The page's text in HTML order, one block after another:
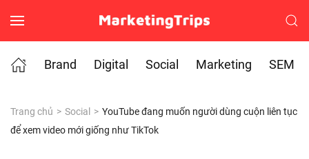
Skip to main content
Brand
Digital Social Marketing SEM
Trang chủ Social
YouTube đang muốn người dùng cuộn liên tục
để xem video mới giống như TikTok